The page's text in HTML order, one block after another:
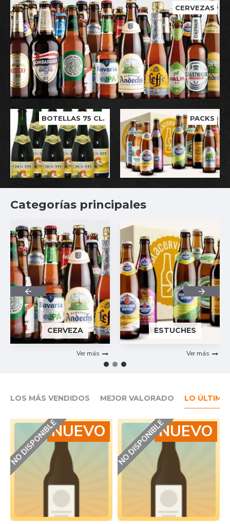
CERVEZAS
BOTELLAS 75 CL. PACKS
Categorías principales
CERVEZA
Ver más
ESTUCHES
Ver más
LOS MÁS VENDIDOS MEJOR VALORADO LO ÚLTIMO
NUEVO
NO DISPONIBLE NUEVO
NO DISPONIBLE